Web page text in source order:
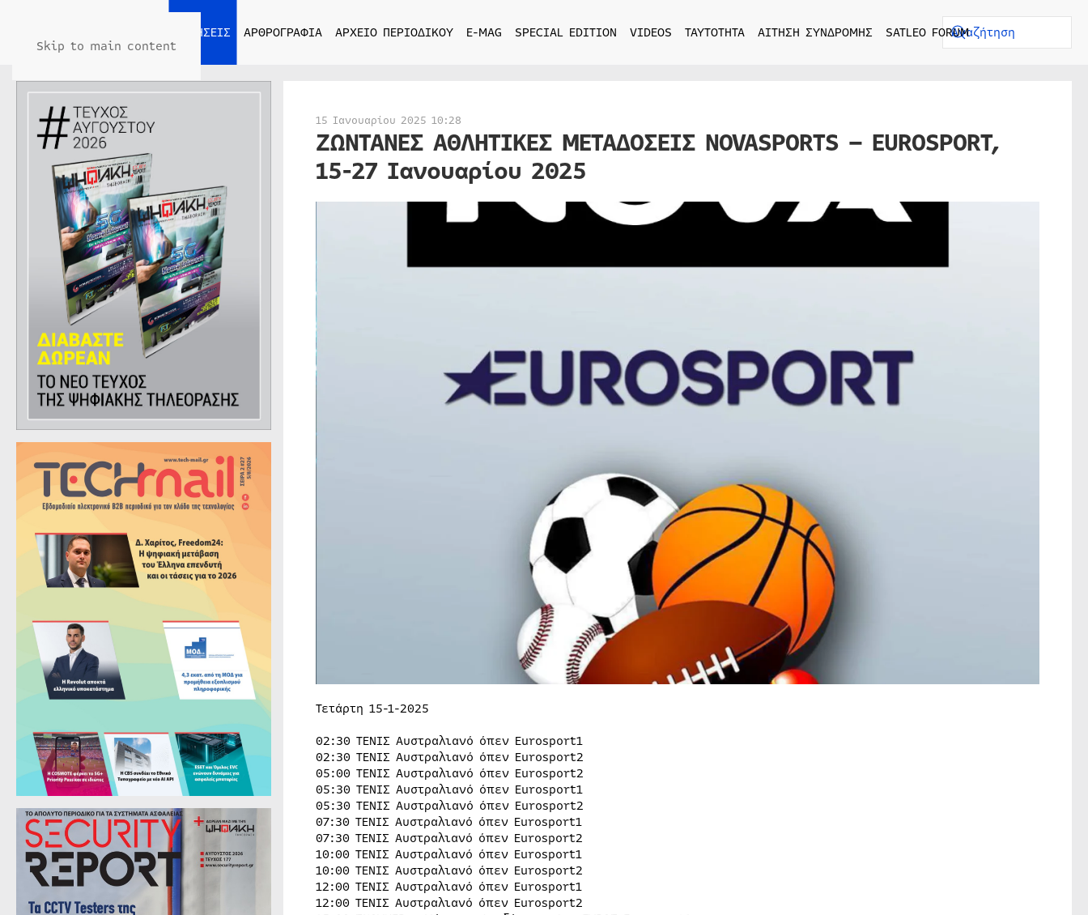
Skip to main content
ΕΙΔΗΣΕΙΣ ΑΡΘΡΟΓΡΑΦΙΑ ΑΡΧΕΙΟ ΠΕΡΙΟΔΙΚΟΥ E-MAG SPECIAL EDITION VIDEOS ΤΑΥΤΟΤΗΤΑ ΑΙΤΗΣΗ ΣΥΝΔΡΟΜΗΣ SATLEO FORUM
15 Ιανουαρίου 2025 10:28
ΖΩΝΤΑΝΕΣ ΑΘΛΗΤΙΚΕΣ ΜΕΤΑΔΟΣΕΙΣ NOVASPORTS – EUROSPORT,
15-27 Ιανουαρίου 2025
Τετάρτη 15-1-2025
02:30 ΤΕΝΙΣ Αυστραλιανό όπεν Eurosport1
02:30 ΤΕΝΙΣ Αυστραλιανό όπεν Eurosport2
05:00 ΤΕΝΙΣ Αυστραλιανό όπεν Eurosport2
05:30 ΤΕΝΙΣ Αυστραλιανό όπεν Eurosport1
05:30 ΤΕΝΙΣ Αυστραλιανό όπεν Eurosport2
07:30 ΤΕΝΙΣ Αυστραλιανό όπεν Eurosport1
07:30 ΤΕΝΙΣ Αυστραλιανό όπεν Eurosport2
10:00 ΤΕΝΙΣ Αυστραλιανό όπεν Eurosport1
10:00 ΤΕΝΙΣ Αυστραλιανό όπεν Eurosport2
12:00 ΤΕΝΙΣ Αυστραλιανό όπεν Eurosport1
12:00 ΤΕΝΙΣ Αυστραλιανό όπεν Eurosport2